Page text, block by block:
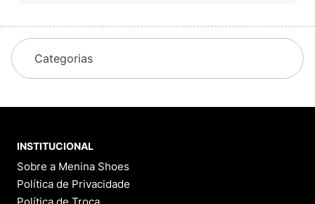
Categorias
INSTITUCIONAL
Sobre a Menina Shoes
Política de Privacidade